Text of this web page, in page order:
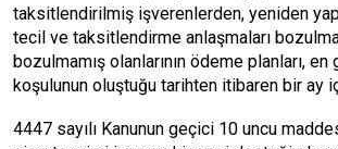
taksitlendirilmiş işverenlerden, yeniden
tecil ve taksitlendirme anlaşmaları
bozulmamış olanlarının ödeme planları,
koşulunun oluştuğu tarihten itibaren bir ay
4447 sayılı Kanunun geçici 10 uncu